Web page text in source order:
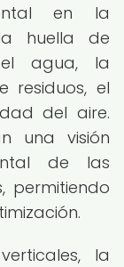
en la
huella de
agua, la
residuos, el
del aire.
una visión
de las
permitiendo
la